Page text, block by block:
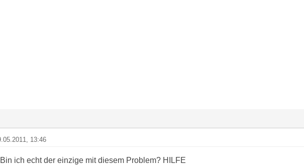
13:46
Bin ich echt der einzige mit diesem Problem? HILFE